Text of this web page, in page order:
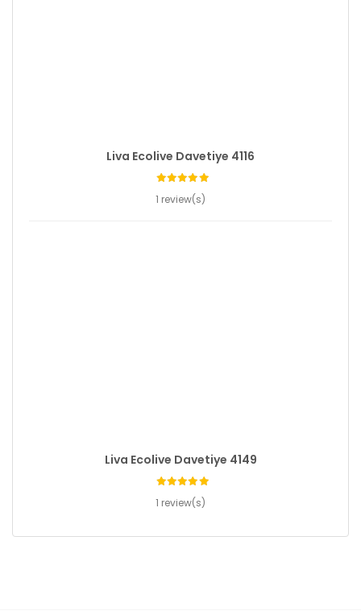
Liva Ecolive Davetiye 4116
1 review(s)
Liva Ecolive Davetiye 4149
1 review(s)